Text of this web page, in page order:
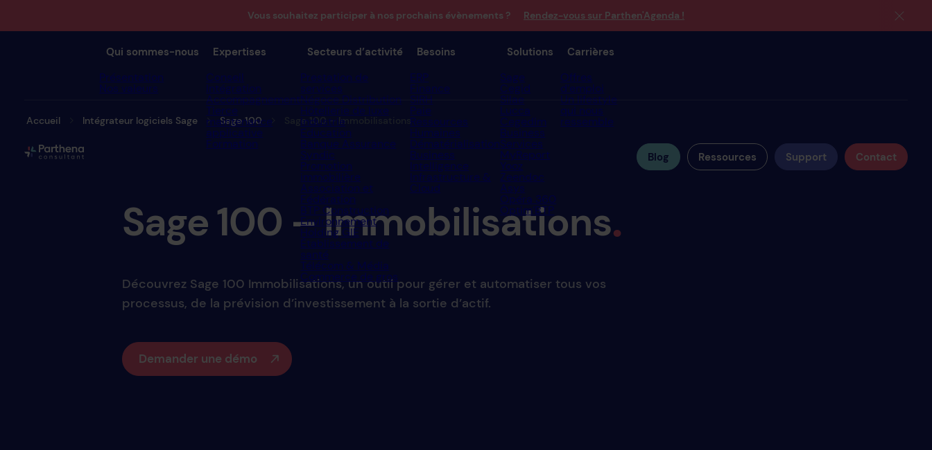
Qui sommes-nous
Présentation
Nos valeurs
Expertises
Conseil
Intégration
Accompagnement
Tierce
maintenance
applicative
Formation
Secteurs d’activité
Prestation de
services
Négoce Distribution
Hôtellerie de luxe
Industrie
Education
Banque Assurance
Syndic
Promotion
immobilière
Association et
Fédération
BTP Construction
Environnement
Holding GIE
Établissement de
santé
Télécom & Média
Commerce de gros
Besoins
ERP
Finance
SIRH
Paie
Ressources
Humaines
Dématérialisation
Business
Intelligence
Infrastructure &
Cloud
Solutions
Sage
Cegid
Silae
Lucca
Cegedim
Business
Services
MyReport
Yooz
Zeendoc
Asys
Opéra 360
Optim’BTP
Carrières
Offres
d’emploi
Un lifestyle
qui nous
ressemble
Blog Ressources Support Contact
Vous souhaitez participer à nos prochains évènements ? Rendez-vous sur Parthen'Agenda !
Sage 100 – Immobilisations
Accueil Intégrateur logiciels Sage Sage 100
Sage 100 –Immobilisations
Découvrez Sage 100 Immobilisations, un outil pour gérer et automatiser tous vos
processus, de la prévision d’investissement à la sortie d’actif.
Demander une démo